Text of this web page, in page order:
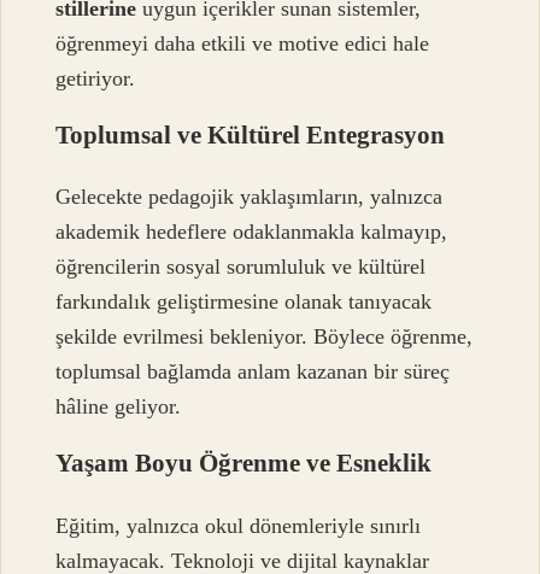
stillerine uygun içerikler sunan sistemler,
öğrenmeyi daha etkili ve motive edici hale
getiriyor.
Toplumsal ve Kültürel Entegrasyon
Gelecekte pedagojik yaklaşımların, yalnızca
akademik hedeflere odaklanmakla kalmayıp,
öğrencilerin sosyal sorumluluk ve kültürel
farkındalık geliştirmesine olanak tanıyacak
şekilde evrilmesi bekleniyor. Böylece öğrenme,
toplumsal bağlamda anlam kazanan bir süreç
hâline geliyor.
Yaşam Boyu Öğrenme ve Esneklik
Eğitim, yalnızca okul dönemleriyle sınırlı
kalmayacak. Teknoloji ve dijital kaynaklar